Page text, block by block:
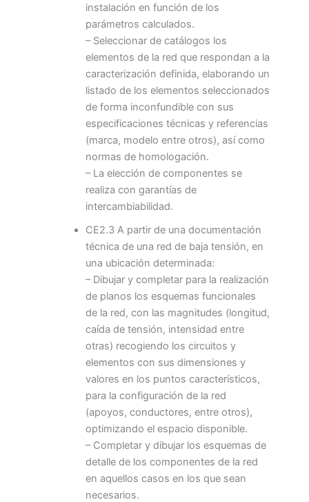
instalación en función de los
parámetros calculados.
– Seleccionar de catálogos los
elementos de la red que respondan a la
caracterización definida, elaborando un
listado de los elementos seleccionados
de forma inconfundible con sus
especificaciones técnicas y referencias
(marca, modelo entre otros), así como
normas de homologación.
– La elección de componentes se
realiza con garantías de
intercambiabilidad.
CE2.3 A partir de una documentación
técnica de una red de baja tensión, en
una ubicación determinada:
– Dibujar y completar para la realización
de planos los esquemas funcionales
de la red, con las magnitudes (longitud,
caída de tensión, intensidad entre
otras) recogiendo los circuitos y
elementos con sus dimensiones y
valores en los puntos característicos,
para la configuración de la red
(apoyos, conductores, entre otros),
optimizando el espacio disponible.
– Completar y dibujar los esquemas de
detalle de los componentes de la red
en aquellos casos en los que sean
necesarios.